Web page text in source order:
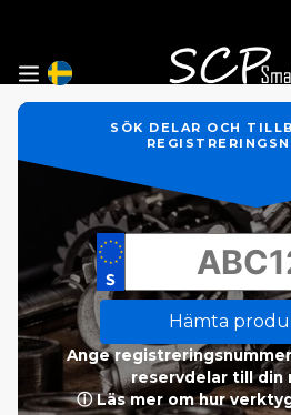
SÖK DELAR OCH
Hämta
Ange
reservdelar till din
ⓘ Läs mer om hur